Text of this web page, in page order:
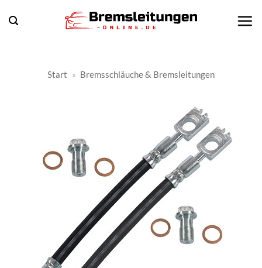
Inhalt
Start » Bremsschläuche & Bremsleitungen